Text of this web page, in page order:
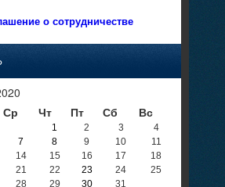
о сотрудничестве
Ср Чт Пт Сб Вс
1 2 3
4
7 8 9 10
11
14 15 16 17
18
21 22 23 24
25
28 29 30 31